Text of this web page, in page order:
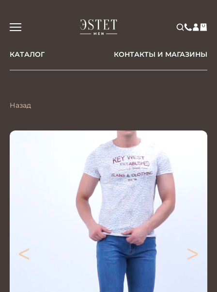
КАТАЛОГ КОНТАКТЫ И МАГАЗИНЫ
Назад
< >